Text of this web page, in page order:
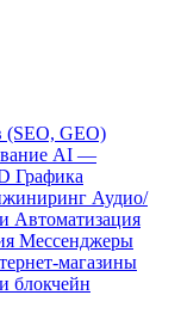
(SEO, GEO)
AI —
Графика
Аудио/
Автоматизация
Мессенджеры
магазины
блокчейн